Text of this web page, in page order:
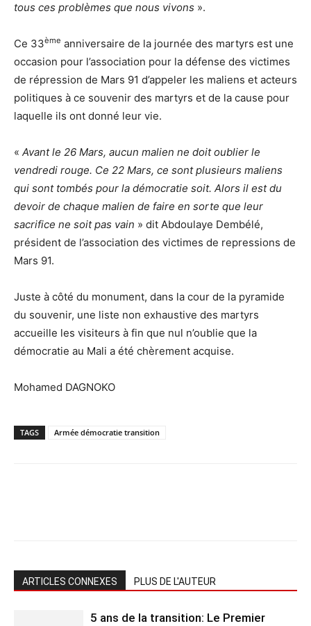
tous ces problèmes que nous vivons ».
Ce 33ème anniversaire de la journée des martyrs est une
occasion pour l’association pour la défense des victimes
de répression de Mars 91 d’appeler les maliens et acteurs
politiques à ce souvenir des martyrs et de la cause pour
laquelle ils ont donné leur vie.
« Avant le 26 Mars, aucun malien ne doit oublier le
vendredi rouge. Ce 22 Mars, ce sont plusieurs maliens
qui sont tombés pour la démocratie soit. Alors il est du
devoir de chaque malien de faire en sorte que leur
sacrifice ne soit pas vain » dit Abdoulaye Dembélé,
président de l’association des victimes de repressions de
Mars 91.
Juste à côté du monument, dans la cour de la pyramide
du souvenir, une liste non exhaustive des martyrs
accueille les visiteurs à fin que nul n’oublie que la
démocratie au Mali a été chèrement acquise.
Mohamed DAGNOKO
TAGS Armée démocratie transition
ARTICLES CONNEXES PLUS DE L'AUTEUR
5 ans de la transition: Le Premier